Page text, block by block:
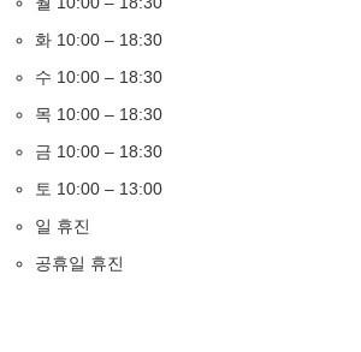
화 10:00 – 18:30
수 10:00 – 18:30
목 10:00 – 18:30
금 10:00 – 18:30
토 10:00 – 13:00
일 휴진
공휴일 휴진